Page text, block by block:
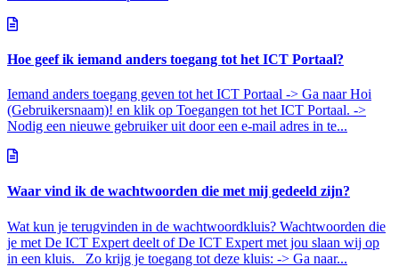
Hoe geef ik iemand anders toegang tot het ICT Portaal?
Iemand anders toegang geven tot het ICT Portaal -> Ga naar Hoi
(Gebruikersnaam)! en klik op Toegangen tot het ICT Portaal. ->
Nodig een nieuwe gebruiker uit door een e-mail adres in te...
Waar vind ik de wachtwoorden die met mij gedeeld zijn?
Wat kun je terugvinden in de wachtwoordkluis? Wachtwoorden die
je met De ICT Expert deelt of De ICT Expert met jou slaan wij op
in een kluis. Zo krijg je toegang tot deze kluis: -> Ga naar...